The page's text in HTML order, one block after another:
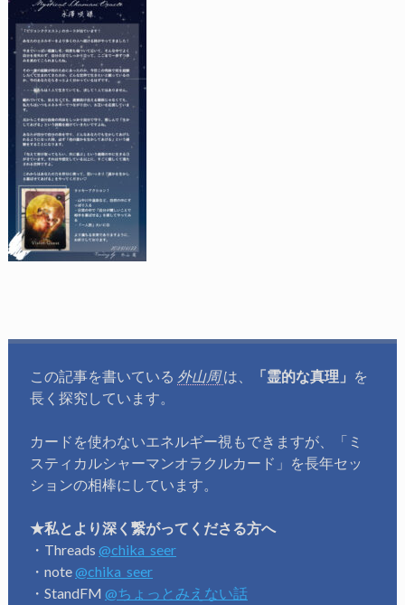
この記事を書いている 外山周は、 「霊的な真理」 を
長く探究しています。
カードを使わないエネルギー視もできますが、「ミ
スティカルシャーマンオラクルカード」を長年セッ
ションの相棒にしています。
★私とより深く繋がってくださる方へ
・Threads @chika_seer
・note @chika_seer
・StandFM @ちょっとみえない話